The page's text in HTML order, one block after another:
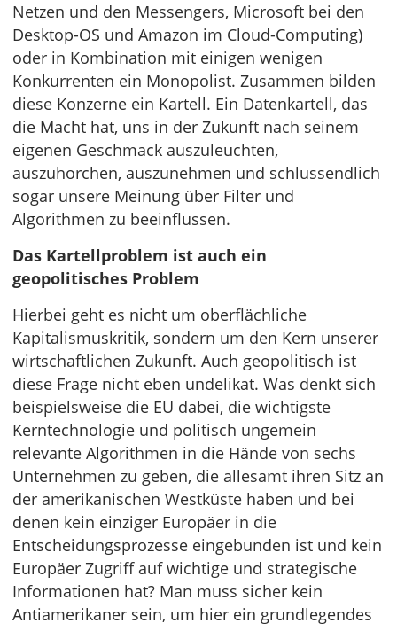
Netzen und den Messengers, Microsoft bei den
Desktop-OS und Amazon im Cloud-Computing)
oder in Kombination mit einigen wenigen
Konkurrenten ein Monopolist. Zusammen bilden
diese Konzerne ein Kartell. Ein Datenkartell, das
die Macht hat, uns in der Zukunft nach seinem
eigenen Geschmack auszuleuchten,
auszuhorchen, auszunehmen und schlussendlich
sogar unsere Meinung über Filter und
Algorithmen zu beeinflussen.
Das Kartellproblem ist auch ein
geopolitisches Problem
Hierbei geht es nicht um oberflächliche
Kapitalismuskritik, sondern um den Kern unserer
wirtschaftlichen Zukunft. Auch geopolitisch ist
diese Frage nicht eben undelikat. Was denkt sich
beispielsweise die EU dabei, die wichtigste
Kerntechnologie und politisch ungemein
relevante Algorithmen in die Hände von sechs
Unternehmen zu geben, die allesamt ihren Sitz an
der amerikanischen Westküste haben und bei
denen kein einziger Europäer in die
Entscheidungsprozesse eingebunden ist und kein
Europäer Zugriff auf wichtige und strategische
Informationen hat? Man muss sicher kein
Antiamerikaner sein, um hier ein grundlegendes